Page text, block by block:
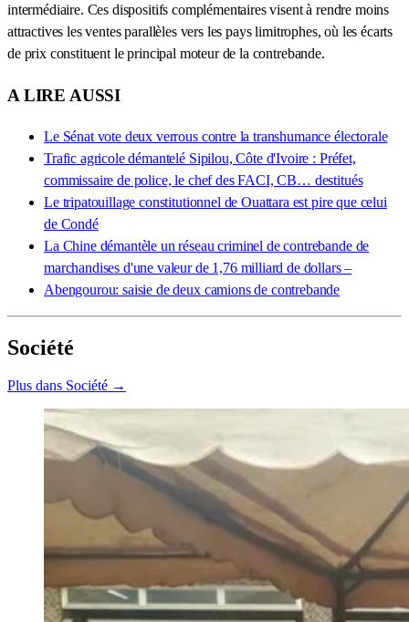
intermédiaire. Ces dispositifs complémentaires visent à rendre moins
attractives les ventes parallèles vers les pays limitrophes, où les écarts
de prix constituent le principal moteur de la contrebande.
A LIRE AUSSI
Le Sénat vote deux verrous contre la transhumance électorale
Trafic agricole démantelé Sipilou, Côte d'Ivoire : Préfet,
commissaire de police, le chef des FACI, CB… destitués
Le tripatouillage constitutionnel de Ouattara est pire que celui
de Condé
La Chine démantèle un réseau criminel de contrebande de
marchandises d'une valeur de 1,76 milliard de dollars –
Abengourou: saisie de deux camions de contrebande
Société
Plus dans Société →